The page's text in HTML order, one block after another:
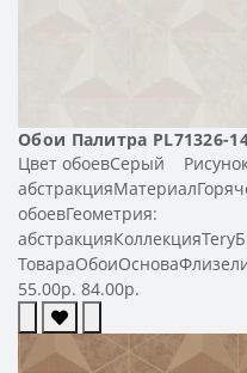
Обои Палитра PL71326-
Цвет обоевСерый
обоевГеометрия:
55.00р. 84.00р.